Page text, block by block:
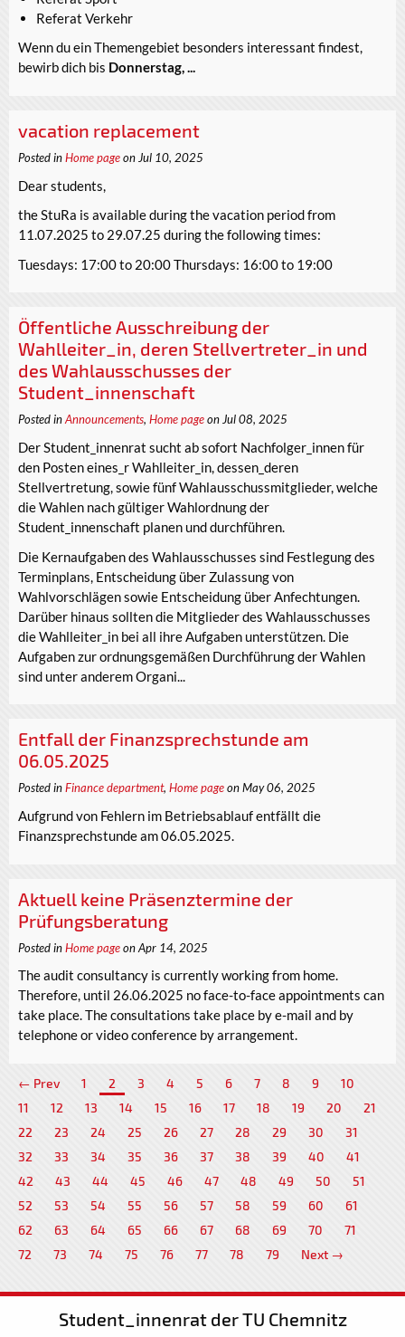
Referat Verkehr
Wenn du ein Themengebiet besonders interessant findest,
bewirb dich bis Donnerstag, ...
vacation replacement
Posted inHome pageon Jul 10, 2025
Dear students,
the StuRa is available during the vacation period from
11.07.2025 to 29.07.25 during the following times:
Tuesdays: 17:00 to 20:00 Thursdays: 16:00 to 19:00
Öffentliche Ausschreibung der
Wahlleiter_in, deren Stellvertreter_in und
des Wahlausschusses der
Student_innenschaft
Posted inAnnouncements, Home pageon Jul 08, 2025
Der Student_innenrat sucht ab sofort Nachfolger_innen für
den Posten eines_r Wahlleiter_in, dessen_deren
Stellvertretung, sowie fünf Wahlausschussmitglieder, welche
die Wahlen nach gültiger Wahlordnung der
Student_innenschaft planen und durchführen.
Die Kernaufgaben des Wahlausschusses sind Festlegung des
Terminplans, Entscheidung über Zulassung von
Wahlvorschlägen sowie Entscheidung über Anfechtungen.
Darüber hinaus sollten die Mitglieder des Wahlausschusses
die Wahlleiter_in bei all ihre Aufgaben unterstützen. Die
Aufgaben zur ordnungsgemäßen Durchführung der Wahlen
sind unter anderem Organi...
Entfall der Finanzsprechstunde am
06.05.2025
Posted inFinance department, Home pageon May 06, 2025
Aufgrund von Fehlern im Betriebsablauf entfällt die
Finanzsprechstunde am 06.05.2025.
Aktuell keine Präsenztermine der
Prüfungsberatung
Posted inHome pageon Apr 14, 2025
The audit consultancy is currently working from home.
Therefore, until 26.06.2025 no face-to-face appointments can
take place. The consultations take place by e-mail and by
telephone or video conference by arrangement.
← Prev 1 2 3 4 5 6 7 8 9
10
11
12 13 14 15 16 17 18 19 20
21
22
23 24 25 26 27 28 29 30
31
32
33 34 35 36 37 38 39 40
41
42
43 44 45 46 47 48 49 50
51
52
53 54 55 56 57 58 59 60
61
62
63 64 65 66 67 68 69 70
71
72
73 74 75 76 77 78 79 Next →
Student_innenrat der TU Chemnitz